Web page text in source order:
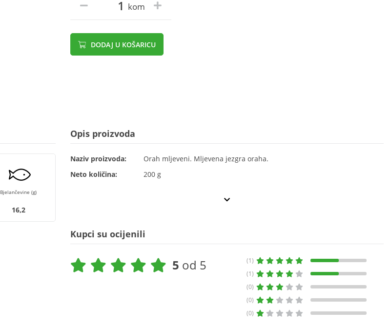
kom
DODAJ U KOŠARICU
Bjelančevine (g)
16,2
Opis proizvoda
Naziv proizvoda:
Orah mljeveni. Mljevena jezgra oraha.
Neto količina:
200 g
Kupci su ocijenili
5 od 5
(1)
(1)
(0)
(0)
(0)